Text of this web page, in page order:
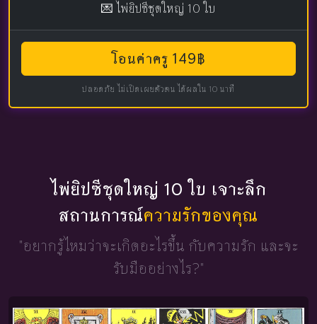
💌 ไพ่ยิปซีชุดใหญ่ 10 ใบ
โอนค่าครู 149฿
ปลอดภัย ไม่เปิดเผยตัวตน ได้ผลใน 10 นาที
ไพ่ยิปซีชุดใหญ่ 10 ใบ เจาะลึก
สถานการณ์ความรักของคุณ
"อยากรู้ไหมว่าจะเกิดอะไรขึ้น กับความรัก และจะ
รับมืออย่างไร?"